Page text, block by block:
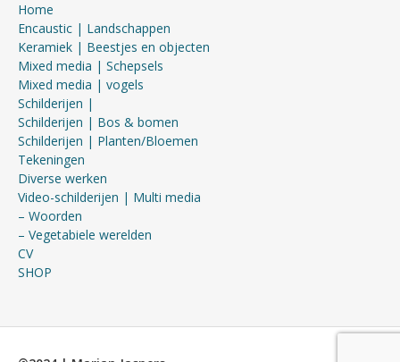
Home
Encaustic | Landschappen
Keramiek | Beestjes en objecten
Mixed media | Schepsels
Mixed media | vogels
Schilderijen |
Schilderijen | Bos & bomen
Schilderijen | Planten/Bloemen
Tekeningen
Diverse werken
Video-schilderijen | Multi media
– Woorden
– Vegetabiele werelden
CV
SHOP